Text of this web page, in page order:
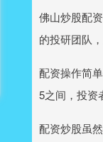
佛山炒股配
的投研团队
配资操作简
5之间，投资
配资炒股虽